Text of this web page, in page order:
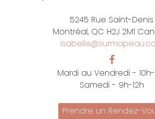
5245 Rue Saint-Denis
Montréal, QC H2J 2M1
Mardi au Vendredi - 10h-
Samedi - 9h-12h
Prendre un Rendez-